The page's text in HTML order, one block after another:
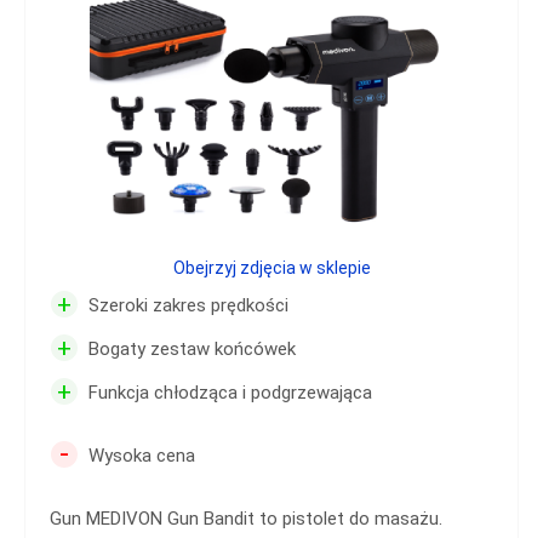
+ Szeroki zakres prędkości
+ Bogaty zestaw końcówek
+ Funkcja chłodząca i podgrzewająca
- Wysoka cena
Gun MEDIVON Gun Bandit to pistolet do masażu.
Obejrzyj zdjęcia w sklepie